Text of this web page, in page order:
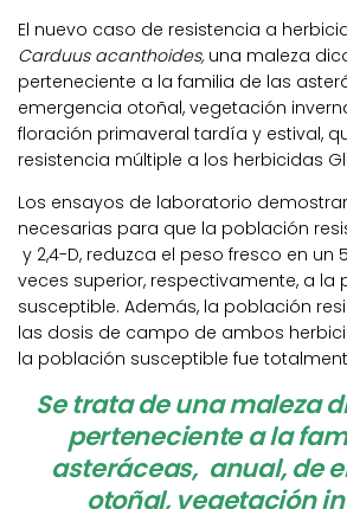
El nuevo caso de resistencia a
Carduus acanthoides,una maleza
perteneciente a la familia de las
emergencia otoñal, vegetación
floración primaveral tardía y estival,
resistencia múltiple a los herbicidas
Los ensayos de laboratorio
necesarias para que la población
y 2,4-D, reduzca el peso fresco en un
veces superior, respectivamente, a la
susceptible. Además, la población
las dosis de campo de ambos
la población susceptible fue
Se trata de una maleza
perteneciente a la
asteráceas, anual, de
otoñal, vegetación